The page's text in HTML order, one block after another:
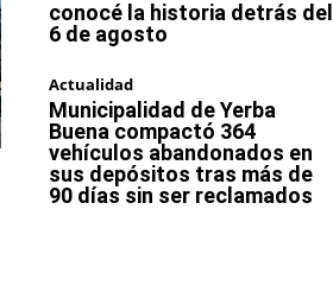
conocé la historia detrás del
6 de agosto
Actualidad
Municipalidad de Yerba
Buena compactó 364
vehículos abandonados en
sus depósitos tras más de
90 días sin ser reclamados